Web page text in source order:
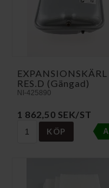
EXPANSIONSKÄRL
RES.D (Gängad)
NI-425890
1 862,50 SEK/ST
KÖP A